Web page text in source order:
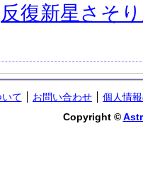
反復新星さそ
て お問い合わせ
個人情
Copyright ©